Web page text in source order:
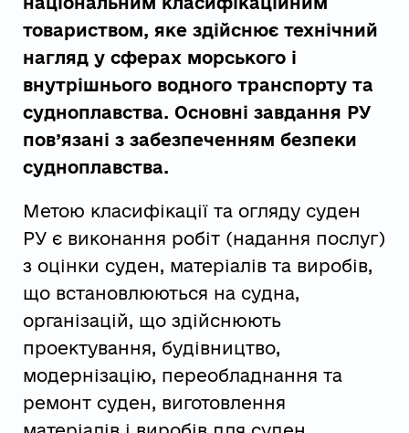
товариством, яке здійснює технічний
нагляд у сферах морського і
внутрішнього водного транспорту та
судноплавства. Основні завдання РУ
пов’язані з забезпеченням безпеки
судноплавства.
Метою класифікації та огляду суден
РУ є виконання робіт (надання послуг)
з оцінки суден, матеріалів та виробів,
що встановлюються на судна,
організацій, що здійснюють
проектування, будівництво,
модернізацію, переобладнання та
ремонт суден, виготовлення